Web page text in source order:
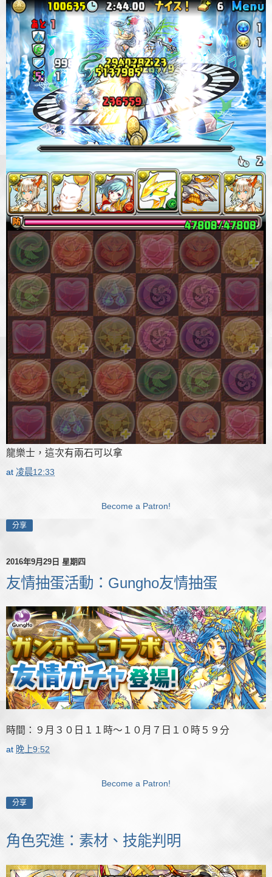
龍樂士，這次有兩石可以拿
at 凌晨12:33
Become a Patron!
分享
2016年9月29日 星期四
友情抽蛋活動：Gungho友情抽蛋
時間：９月３０日１１時～１０月７日１０時５９分
at 晚上9:52
Become a Patron!
分享
角色究進：素材、技能判明